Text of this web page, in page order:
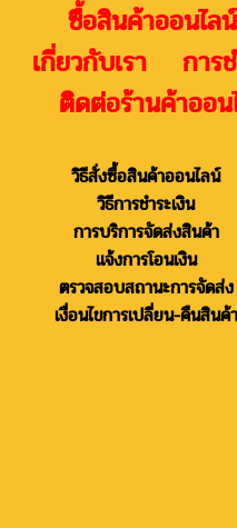
ซื้อสินค้าอ
เกี่ยวกับเร
ติดต่อร้านค้าออน
วิธีสั่งซื้อสินค้าออนไลน์
วิธีการชำระเงิน
การบริการจัดส่งสินค้า
แจ้งการโอนเงิน
ตรวจสอบสถานะการจัดส่ง
เงื่อนไขการเปลี่ยน-คืนสินค้า